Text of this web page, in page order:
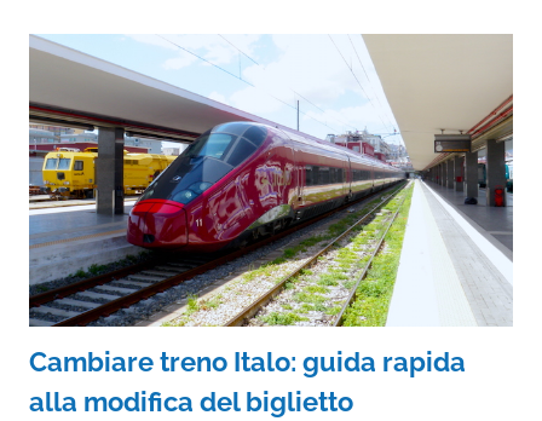
Cambiare treno Italo: guida rapida
alla modifica del biglietto